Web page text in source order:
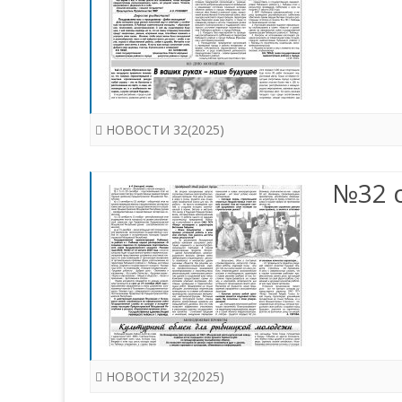
НОВОСТИ 32(2025)
№32
НОВОСТИ 32(2025)